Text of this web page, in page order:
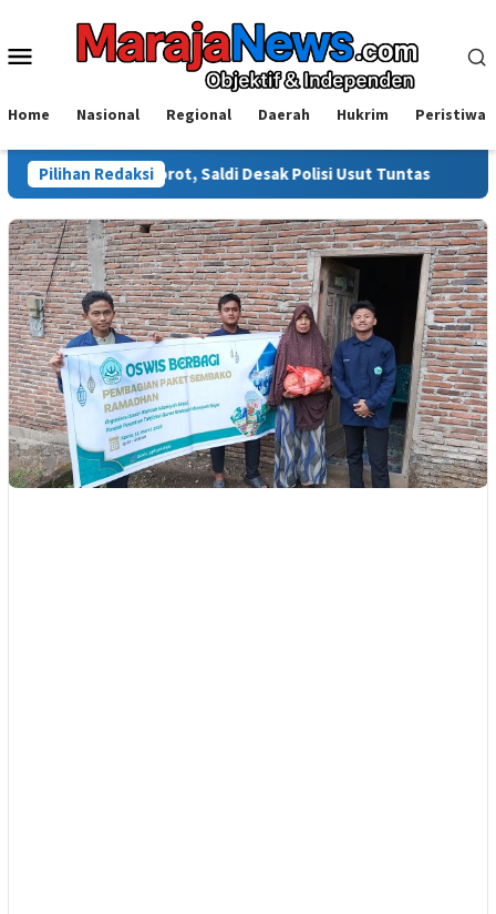
konten
Menu
Home Nasional Regional Daerah Hukrim Peristiwa
Pilihan Redaksi
Disorot, Saldi Desak Polisi Usut Tuntas Warga Sinjai